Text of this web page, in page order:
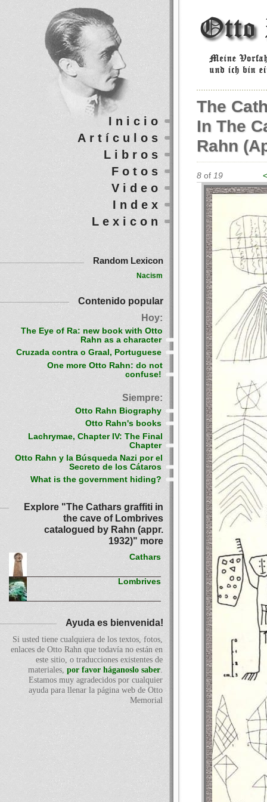
The
In The
Rahn
8 of 19
Inicio
Artículos
Libros
Fotos
Video
Index
Lexicon
Random Lexicon
Nacism
Contenido popular
Hoy:
The Eye of Ra: new book with Otto
Rahn as a character
Cruzada contra o Graal, Portuguese
One more Otto Rahn: do not
confuse!
Siempre:
Otto Rahn Biography
Otto Rahn's books
Lachrymae, Chapter IV: The Final
Chapter
Otto Rahn y la Búsqueda Nazi por el
Secreto de los Cátaros
What is the government hiding?
Explore "The Cathars graffiti in
the cave of Lombrives
catalogued by Rahn (appr.
1932)" more
Cathars
Lombrives
Ayuda es bienvenida!
Si usted tiene cualquiera de los textos, fotos,
enlaces de Otto Rahn que todavía no están en
este sitio, o traducciones existentes de
materiales, por favor háganoslo saber.
Estamos muy agradecidos por cualquier
ayuda para llenar la página web de Otto
Memorial